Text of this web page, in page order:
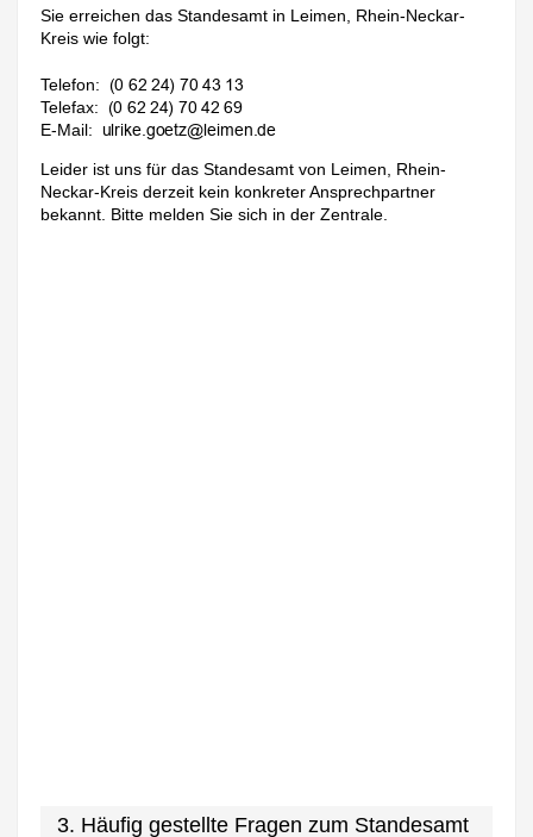
Sie erreichen das Standesamt in Leimen, Rhein-Neckar-
Kreis wie folgt:
Telefon:
Telefax:
E-Mail:
Leider ist uns für das Standesamt von Leimen, Rhein-
Neckar-Kreis derzeit kein konkreter Ansprechpartner
bekannt. Bitte melden Sie sich in der Zentrale.
3. Häufig gestellte Fragen zum Standesamt